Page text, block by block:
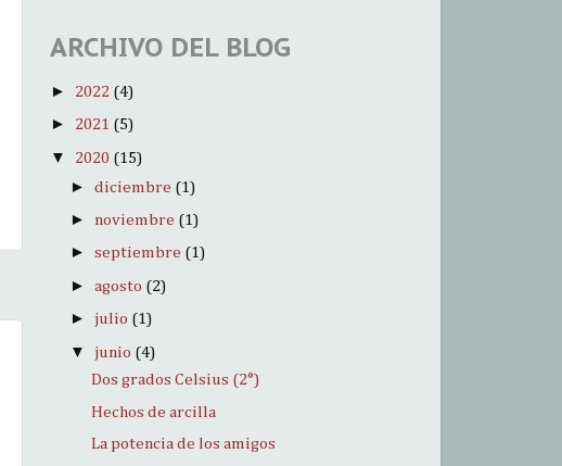
ARCHIVO DEL BLOG
► 2022 (4)
► 2021 (5)
▼ 2020 (15)
►diciembre (1)
► noviembre (1)
►septiembre (1)
►agosto (2)
► julio (1)
▼ junio (4)
Dos grados Celsius (2°)
Hechos de arcilla
La potencia de los amigos